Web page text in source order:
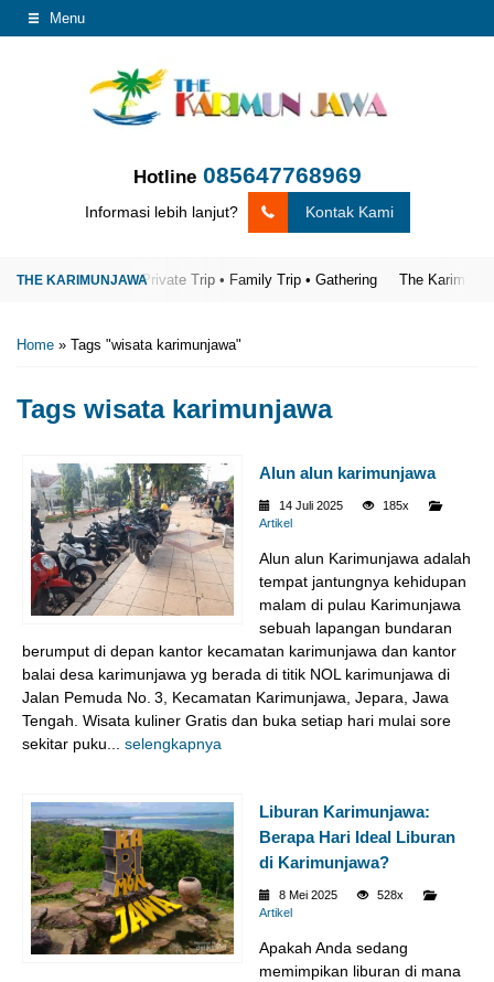
Menu
Hotline 085647768969
Informasi lebih lanjut? Kontak Kami
Open Trip • Private Trip • Family Trip • Gathering The Karimunjawa
Home » Tags "wisata karimunjawa"
Tags wisata karimunjawa
Alun alun karimunjawa
14 Juli 2025
185x
Artikel
Alun alun Karimunjawa adalah
tempat jantungnya kehidupan
malam di pulau Karimunjawa
sebuah lapangan bundaran
berumput di depan kantor kecamatan karimunjawa dan kantor
balai desa karimunjawa yg berada di titik NOL karimunjawa di
Jalan Pemuda No. 3, Kecamatan Karimunjawa, Jepara, Jawa
Tengah. Wisata kuliner Gratis dan buka setiap hari mulai sore
sekitar puku... selengkapnya
Liburan Karimunjawa:
Berapa Hari Ideal Liburan
di Karimunjawa?
8 Mei 2025
528x
Artikel
Apakah Anda sedang
memimpikan liburan di mana